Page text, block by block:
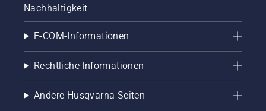
Nachhaltigkeit
E-COM-Informationen
Rechtliche Informationen
Andere Husqvarna Seiten